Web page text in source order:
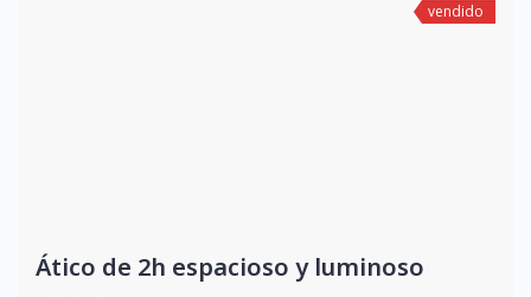
vendido
Ático de 2h espacioso y luminoso